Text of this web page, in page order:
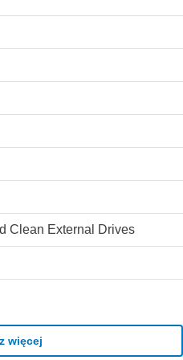
Clean External Drives
więcej